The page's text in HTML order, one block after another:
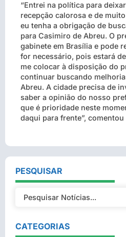
“Entrei na política para
recepção calorosa e de
eu tenha a obrigação de
para Casimiro de Abreu. O
gabinete em Brasília e pode
for necessário, pois estará
me colocar à disposição do
continuar buscando
Abreu. A cidade precisa de
saber a opinião do nosso
que é prioridade neste
daqui para frente”,
PESQUISAR
CATEGORIAS